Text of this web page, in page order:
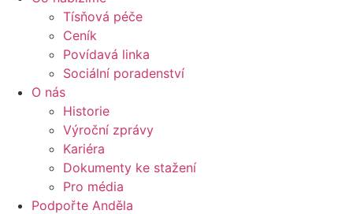
Tísňová péče
Ceník
Povídavá linka
Sociální poradenství
O nás
Historie
Výroční zprávy
Kariéra
Dokumenty ke stažení
Pro média
Podpořte Anděla